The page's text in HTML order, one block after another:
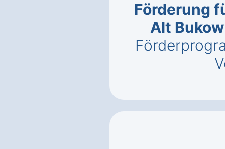
Förderung
Alt Bukow